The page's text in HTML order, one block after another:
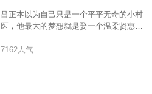
吕正本以为自己只是一个平平无奇的小村
医，他最大的梦想就是娶一个温柔贤惠的
突然找上门来，跪下就喊他少主。 从此之
7162人气